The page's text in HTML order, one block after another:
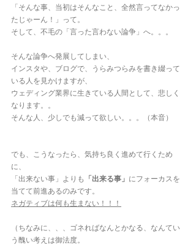
「そんな事、当初はそんなこと、全然言ってなかっ
たじゃーん！」って。
そして、不毛の「言った言わない論争」へ。。。
そんな論争へ発展してしまい、
インスタや、ブログで、うらみつらみを書き綴って
いる人を見かけますが、
ウェディング業界に生きている人間として、悲しく
なります。。
そんな人、少しでも減って欲しい。。。（本音）
でも、こうなったら、気持ち良く進めて行くため
に、
「出来ない事」よりも
「出来る事」 にフォーカスを
当てて前進あるのみです。
ネガティブは何も生まない！！！
（ちなみに、、、ゴネればなんとかなる、なんてい
う醜い考えは御法度。